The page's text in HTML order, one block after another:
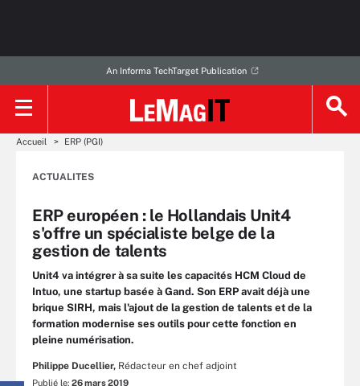
An Informa TechTarget Publication
Accueil ERP (PGI)
ACTUALITES
ERP européen : le Hollandais Unit4
s'offre un spécialiste belge de la
gestion de talents
Unit4 va intégrer à sa suite les capacités HCM Cloud de
Intuo, une startup basée à Gand. Son ERP avait déjà une
brique SIRH, mais l'ajout de la gestion de talents et de la
formation modernise ses outils pour cette fonction en
pleine numérisation.
Philippe Ducellier, Rédacteur en chef adjoint
Publié le: 26 mars 2019